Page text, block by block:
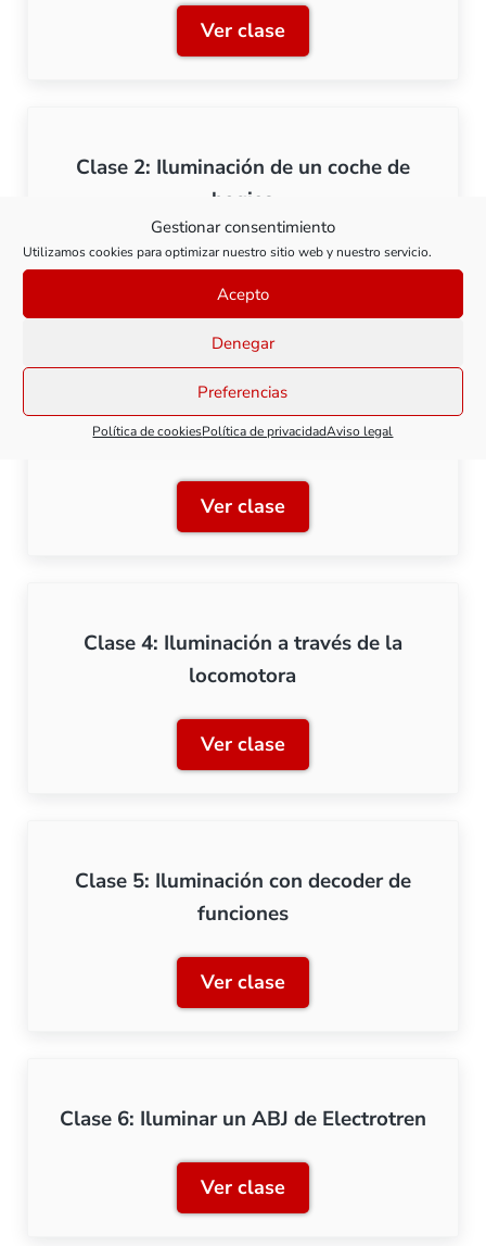
Gestionar consentimiento
Utilizamos cookies para optimizar nuestro sitio web y nuestro servicio.
Acepto
Denegar
Preferencias
Política de cookiesPolítica de privacidadAviso legal
Ver claseClase 1: Componentes
Clase 2: Iluminación de un coche de
bogies
Ver claseClase 2: Iluminación de
Clase 3: Iluminación de una composición
Talgo
Ver claseClase 3: Iluminación de
Clase 4: Iluminación a través de la
locomotora
Ver claseClase 4: Iluminación a
Clase 5: Iluminación con decoder de
funciones
Ver claseClase 5: Iluminación con
Clase 6: Iluminar un ABJ de Electrotren
Ver claseClase 6: Iluminar un ABJ